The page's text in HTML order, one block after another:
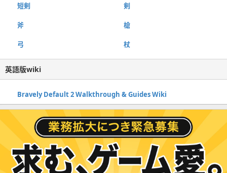
短剣 剣
斧 槍
弓 杖
英語版wiki
Bravely Default 2 Walkthrough & Guides Wiki